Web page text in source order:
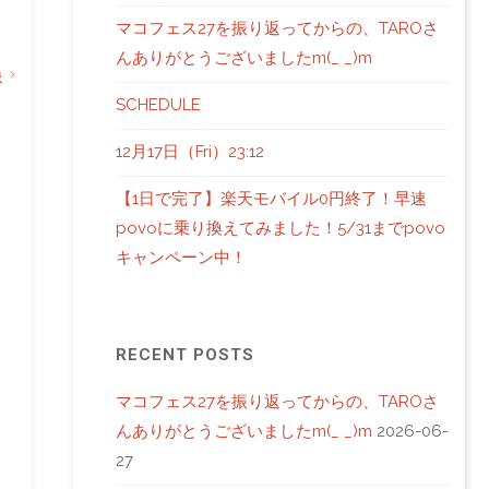
マコフェス27を振り返ってからの、TAROさ
んありがとうございましたm(_ _)m
SCHEDULE
12月17日（Fri）23:12
【1日で完了】楽天モバイル0円終了！早速
povoに乗り換えてみました！5/31までpovo
キャンペーン中！
RECENT POSTS
マコフェス27を振り返ってからの、TAROさ
んありがとうございましたm(_ _)m 2026-06-
27